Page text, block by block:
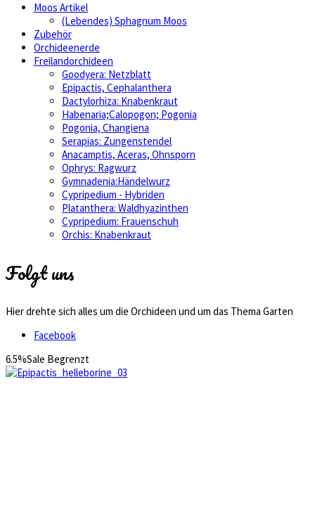
Moos Artikel
(Lebendes) Sphagnum Moos
Zubehör
Orchideenerde
Freilandorchideen
Goodyera: Netzblatt
Epipactis, Cephalanthera
Dactylorhiza: Knabenkraut
Habenaria;Calopogon; Pogonia
Pogonia, Changiena
Serapias: Zungenstendel
Anacamptis, Aceras, Ohnsporn
Ophrys: Ragwurz
Gymnadenia:Händelwurz
Cypripedium - Hybriden
Platanthera: Waldhyazinthen
Cypripedium: Frauenschuh
Orchis: Knabenkraut
Folgt uns
Hier drehte sich alles um die Orchideen und um das Thema Garten
Facebook
6.5%Sale Begrenzt